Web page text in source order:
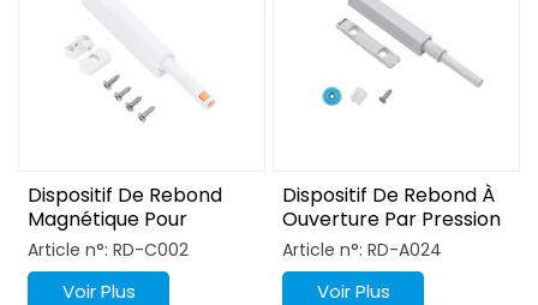
Dispositif De Rebond
Magnétique Pour
Armoire À Ouverture
Par Pression
Article n°: RD-C002
Voir Plus
Dispositif De Rebond À
Ouverture Par Pression
Magnétique Pour
Armoire
Article n°: RD-A024
Voir Plus